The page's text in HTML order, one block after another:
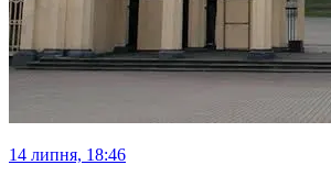
14 липня, 18:46